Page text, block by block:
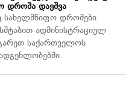
დროშა დაეშვა
სახელმწიფო დროშები
ადმინისტრაციულ
საქართველოს